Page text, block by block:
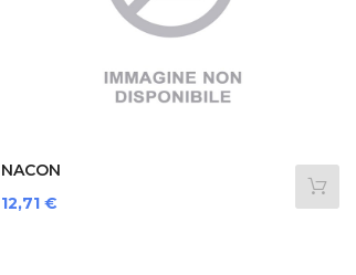
NACON
Prezzo
12,71 €